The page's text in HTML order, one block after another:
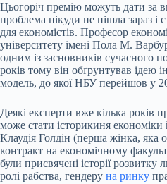
Цьогоріч премію можуть дати за
проблема нікуди не пішла зараз і
для економістів. Професор
університету імені Пола М.
одним із засновників сучасного
років тому він обґрунтував ідею
модель, до якої НБУ перейшов у
Деякі експерти вже кілька років
може стати історикиня економіки
Клаудія Голдін (перша жінка, яка
контракт на економічному
були присвячені історії розвитку
ролі рабства, гендеру на ринку